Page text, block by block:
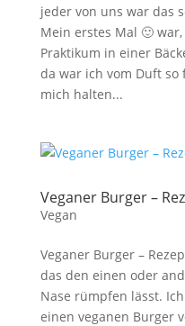
jeder von uns war das
Mein erstes Mal 🙂
Praktikum in einer
da war ich vom Duft so
mich halten...
Veganer Burger –
Vegan
Veganer Burger –
das den einen oder
Nase rümpfen lässt.
einen veganen Burger